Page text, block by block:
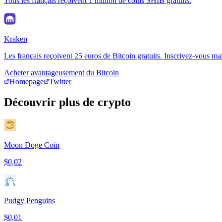
Kraken
Les français reçoivent 25 euros de Bitcoin gratuits. Inscrivez-vous
Acheter avantageusement du Bitcoin
Homepage
Twitter
Découvrir plus de crypto
Moon Doge Coin
$0,02
Pudgy Penguins
$0,01